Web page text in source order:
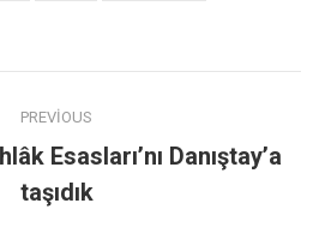
PREVIOUS
Esasları’nı Danıştay’a
taşıdık